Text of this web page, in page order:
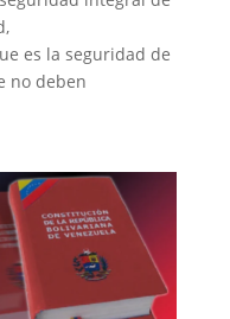
es la seguridad de
no deben